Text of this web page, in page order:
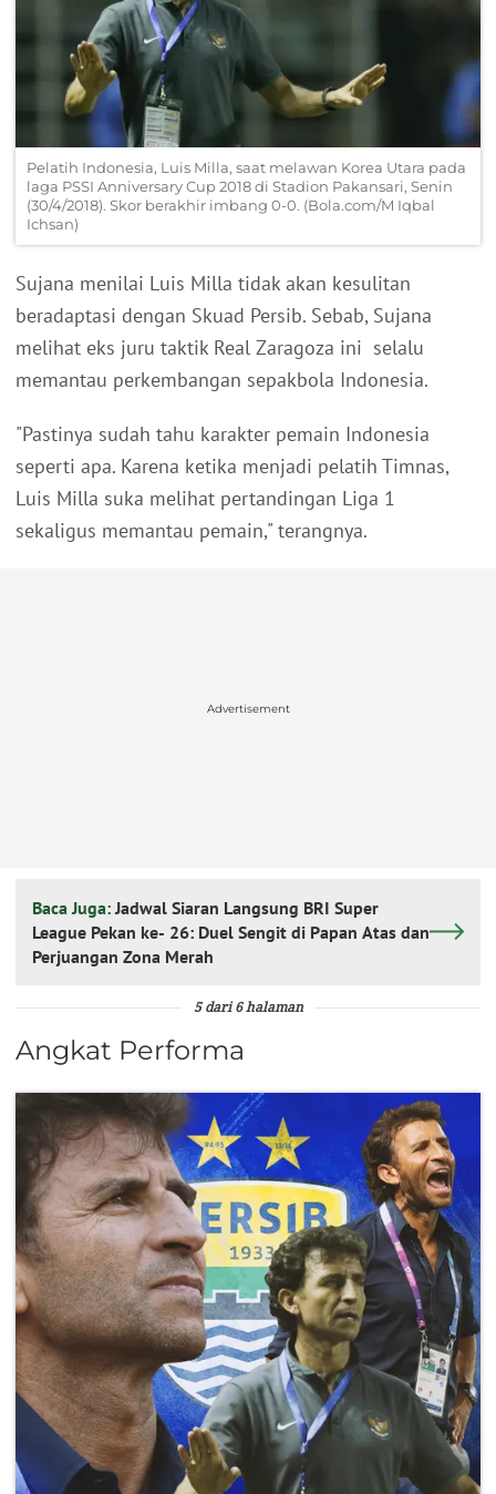
Pelatih Indonesia, Luis Milla, saat melawan Korea Utara pada
laga PSSI Anniversary Cup 2018 di Stadion Pakansari, Senin
(30/4/2018). Skor berakhir imbang 0-0. (Bola.com/M Iqbal
Ichsan)
Sujana menilai Luis Milla tidak akan kesulitan
beradaptasi dengan Skuad Persib. Sebab, Sujana
melihat eks juru taktik Real Zaragoza ini selalu
memantau perkembangan sepakbola Indonesia.
"Pastinya sudah tahu karakter pemain Indonesia
seperti apa. Karena ketika menjadi pelatih Timnas,
Luis Milla suka melihat pertandingan Liga 1
sekaligus memantau pemain," terangnya.
Advertisement
Baca Juga: Jadwal Siaran Langsung BRI Super
League Pekan ke- 26: Duel Sengit di Papan Atas dan
Perjuangan Zona Merah
5 dari 6 halaman
Angkat Performa